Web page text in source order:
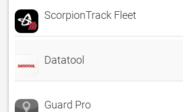
ScorpionTrack Fleet
Datatool
Guard Pro